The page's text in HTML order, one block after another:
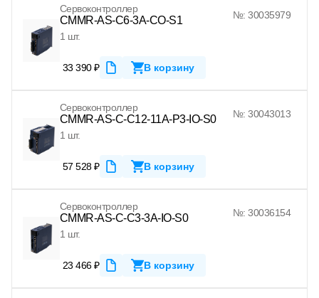
Сервоконтроллер
CMMR-AS-C6-3A-CO-S1
№: 30035979
1 шт.
33 390 ₽ В корзину
Сервоконтроллер
CMMR-AS-C-C12-11A-P3-IO-S0
№: 30043013
1 шт.
57 528 ₽ В корзину
Сервоконтроллер
CMMR-AS-C-C3-3A-IO-S0
№: 30036154
1 шт.
23 466 ₽ В корзину